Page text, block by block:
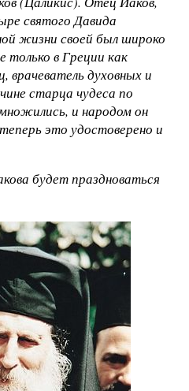
святого Давида
жизни своей был широко
только в Греции как
врачеватель духовных и
старца чудеса по
и народом он
это удостоверено и
будет праздноваться